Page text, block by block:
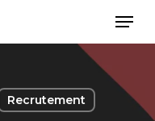
Recrutement